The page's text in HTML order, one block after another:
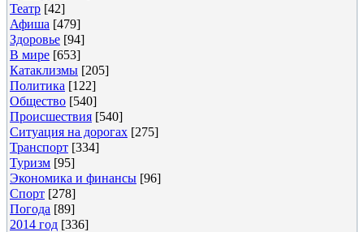
Театр [42]
Афиша [479]
Здоровье [94]
В мире [653]
Катаклизмы [205]
Политика [122]
Общество [540]
Происшествия [540]
Ситуация на дорогах [275]
Транспорт [334]
Туризм [95]
Экономика и финансы [96]
Спорт [278]
Погода [89]
2014 год [336]